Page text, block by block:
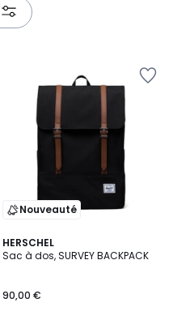
Nouveauté
HERSCHEL
Sac à dos, SURVEY BACKPACK
90,00 €
4,3
/ 5
2
Couleurs